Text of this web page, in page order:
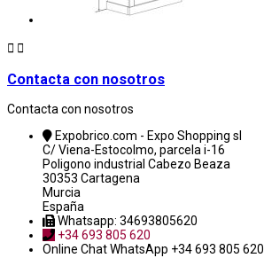
 
Contacta con nosotros
Contacta con nosotros
Expobrico.com - Expo Shopping sl
C/ Viena-Estocolmo, parcela i-16
Poligono industrial Cabezo Beaza
30353 Cartagena
Murcia
España
Whatsapp: 34693805620
+34 693 805 620
Online ChatWhatsApp +34 693 805 620